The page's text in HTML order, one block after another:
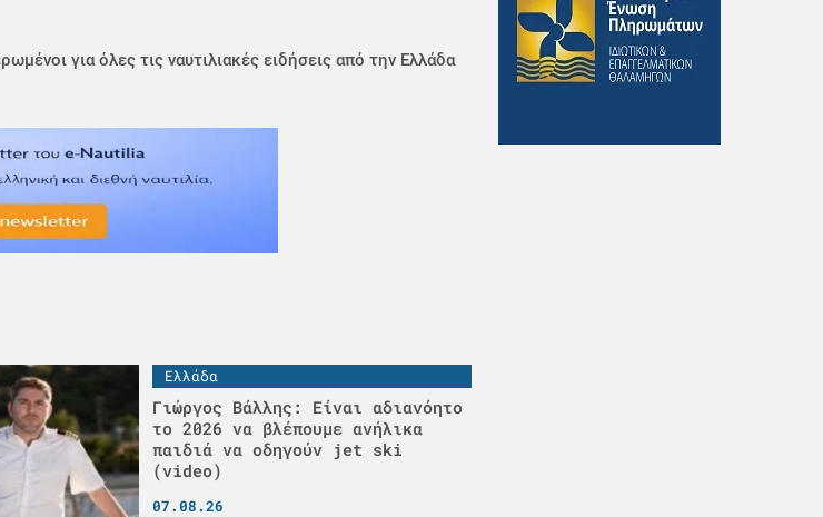
για όλες τις ναυτιλιακές ειδήσεις από την Ελλάδα
Ελλάδα
Γιώργος Βάλλης: Είναι αδιανόητο
το 2026 να βλέπουμε ανήλικα
παιδιά να οδηγούν jet ski
(video)
07.08.26